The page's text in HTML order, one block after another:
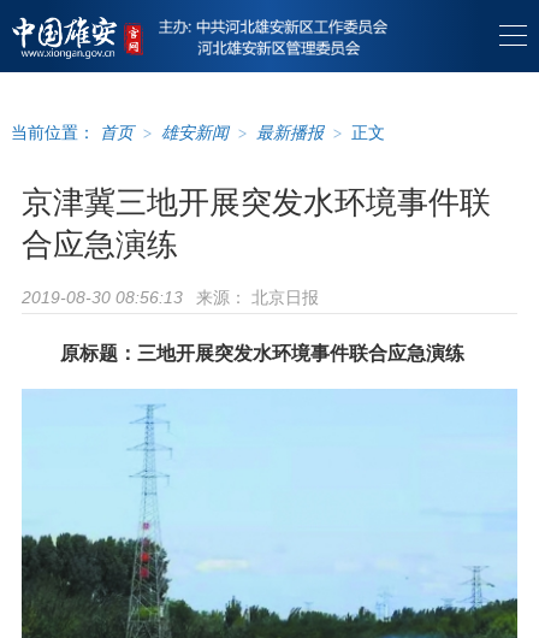
当前位置： 首页 > 雄安新闻 > 最新播报 > 正文
京津冀三地开展突发水环境事件联
合应急演练
2019-08-30 08:56:13 来源： 北京日报
原标题：三地开展突发水环境事件联合应急演练